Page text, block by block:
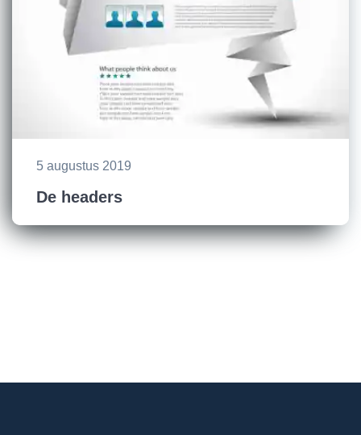
5 augustus 2019
De headers